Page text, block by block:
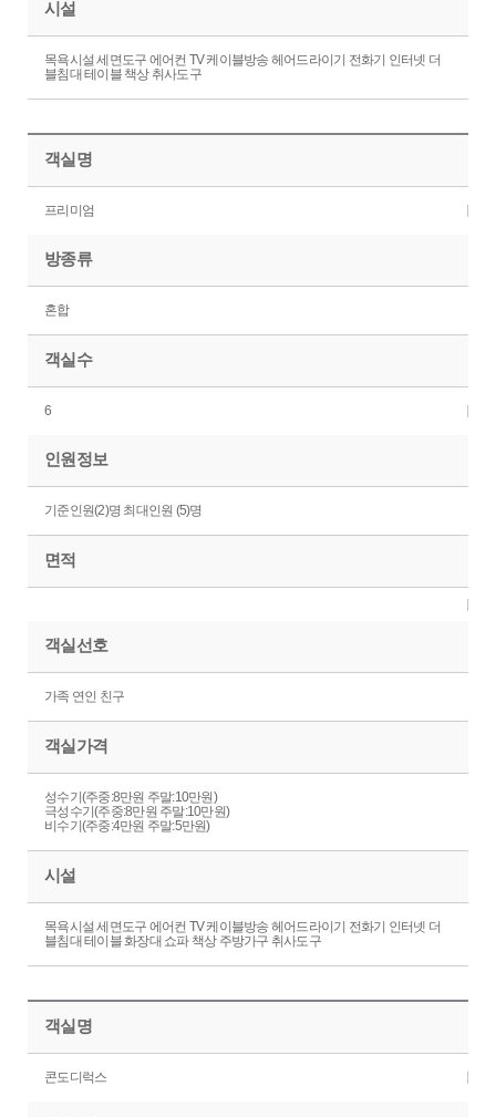
시설
목욕시설 세면도구 에어컨 TV 케이블방송 헤어드라이기 전화기 인터넷 더
블침대 테이블 책상 취사도구
객실명
프리미엄
방종류
혼합
객실수
6
인원정보
기준인원(2)명 최대인원 (5)명
면적
객실선호
가족 연인 친구
객실가격
성수기(주중:8만원 주말:10만원)
극성수기(주중:8만원 주말:10만원)
비수기(주중:4만원 주말:5만원)
시설
목욕시설 세면도구 에어컨 TV 케이블방송 헤어드라이기 전화기 인터넷 더
블침대 테이블 화장대 쇼파 책상 주방가구 취사도구
객실명
콘도디럭스